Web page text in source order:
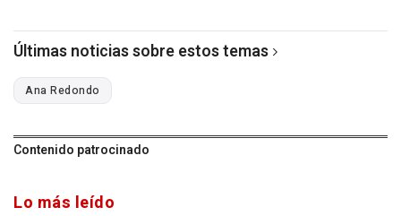
Últimas noticias sobre estos temas
Ana Redondo
Contenido patrocinado
Lo más leído